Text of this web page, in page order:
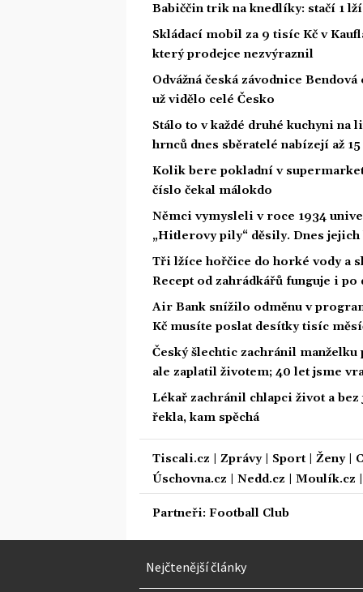
Babiččin trik na knedlíky: stačí 1
Skládací mobil za 9 tisíc Kč v
který prodejce nezvýraznil
Odvážná česká závodnice
už vidělo celé Česko
Stálo to v každé druhé kuchyni na
hrnců dnes sběratelé nabízejí až
Kolik bere pokladní v
číslo čekal málokdo
Němci vymysleli v roce 1934
„Hitlerovy pily“ děsily. Dnes jejich
Tři lžíce hořčice do horké vody a
Recept od zahrádkářů funguje i po
Air Bank snížilo odměnu v
Kč musíte poslat desítky tisíc
Český šlechtic zachránil
ale zaplatil životem; 40 let jsme
Lékař zachránil chlapci život a
řekla, kam spěchá
Tiscali.cz Zprávy| Sport| Ženy|
Úschovna.cz
Nedd.cz Moulík.cz
Partneři: Football Club
Nejčtenější články